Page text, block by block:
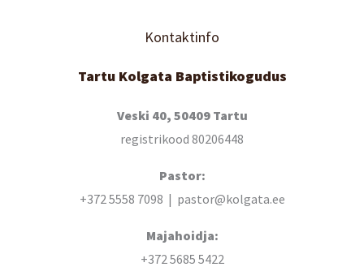
Kontaktinfo
Tartu Kolgata Baptistikogudus
Veski 40, 50409 Tartu
registrikood 80206448
Pastor:
+372 5558 7098 | pastor@kolgata.ee
Majahoidja:
+372 5685 5422